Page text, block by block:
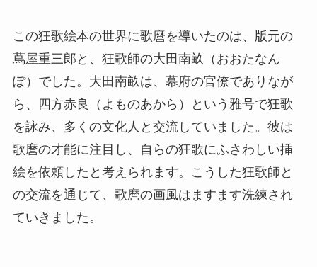
この狂歌絵本の世界に歌麿を導いたのは、版元の
蔦屋重三郎と、狂歌師の大田南畝（おおたなん
ぽ）でした。大田南畝は、幕府の官僚でありなが
ら、四方赤良（よものあから）という雅号で狂歌
を詠み、多くの文化人と交流していました。彼は
歌麿の才能に注目し、自らの狂歌にふさわしい挿
絵を依頼したと考えられます。こうした狂歌師と
の交流を通じて、歌麿の画風はますます洗練され
ていきました。